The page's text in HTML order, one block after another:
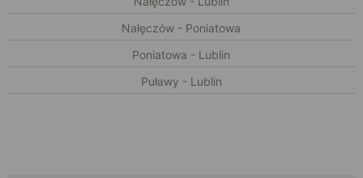
Nałęczów - Poniatowa
Poniatowa - Lublin
Puławy - Lublin